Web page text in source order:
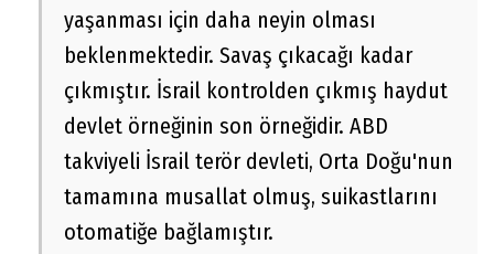
yaşanması için daha neyin olması
beklenmektedir. Savaş çıkacağı kadar
çıkmıştır. İsrail kontrolden çıkmış haydut
devlet örneğinin son örneğidir. ABD
takviyeli İsrail terör devleti, Orta Doğu'nun
tamamına musallat olmuş, suikastlarını
otomatiğe bağlamıştır.